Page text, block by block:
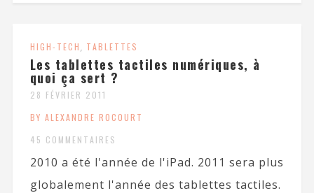
HIGH-TECH, TABLETTES
Les tablettes tactiles numériques, à
quoi ça sert ?
28 FÉVRIER 2011
BY ALEXANDRE ROCOURT
45 COMMENTAIRES
2010 a été l'année de l'iPad. 2011 sera plus
globalement l'année des tablettes tactiles.